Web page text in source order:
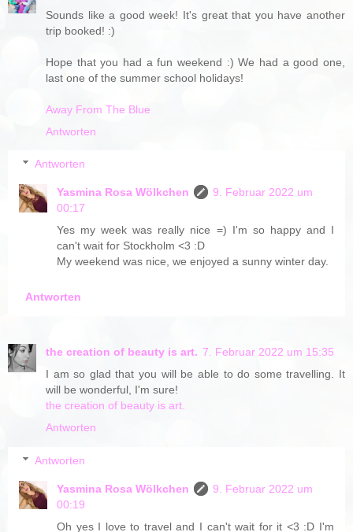
Sounds like a good week! It's great that you have another
trip booked! :)
Hope that you had a fun weekend :) We had a good one,
last one of the summer school holidays!
Away From The Blue
Antworten
Antworten
Yasmina Rosa Wölkchen
9. Februar 2022 um
00:17
Yes my week was really nice =) I'm so happy and I
can't wait for Stockholm <3 :D
My weekend was nice, we enjoyed a sunny winter day.
Antworten
the creation of beauty is art. 7. Februar 2022 um 15:35
I am so glad that you will be able to do some travelling. It
will be wonderful, I'm sure!
the creation of beauty is art.
Antworten
Antworten
Yasmina Rosa Wölkchen
9. Februar 2022 um
00:19
Oh yes I love to travel and I can't wait for it <3 :D I'm